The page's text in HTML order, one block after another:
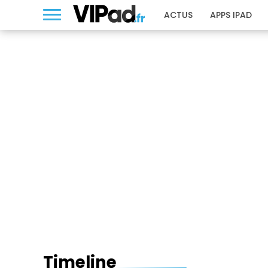
ACTUS APPS IPAD
TIMELINE
Timeline